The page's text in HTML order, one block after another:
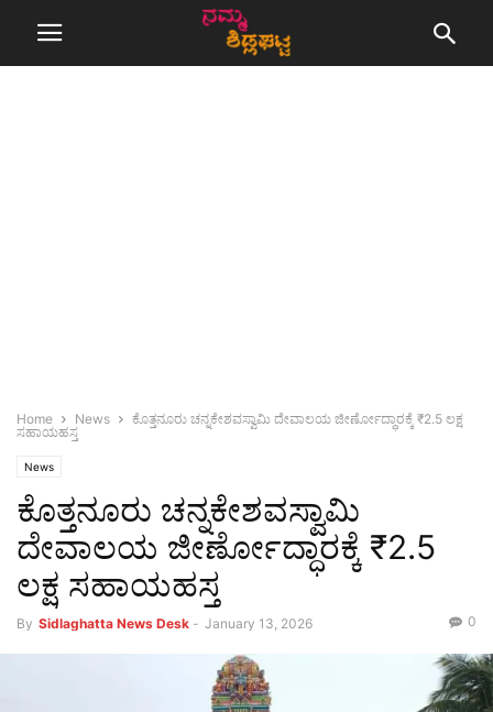
Home News
ಕೊತ್ತನೂರು ಚನ್ನಕೇಶವಸ್ವಾಮಿ ದೇವಾಲಯ ಜೀರ್ಣೋದ್ಧಾರಕ್ಕೆ ₹2.5 ಲಕ್ಷ
ಸಹಾಯಹಸ್ತ
News
ಕೊತ್ತನೂರು ಚನ್ನಕೇಶವಸ್ವಾಮಿ
ದೇವಾಲಯ ಜೀರ್ಣೋದ್ಧಾರಕ್ಕೆ ₹2.5
ಲಕ್ಷ ಸಹಾಯಹಸ್ತ
By Sidlaghatta News Desk - January 13, 2026 0